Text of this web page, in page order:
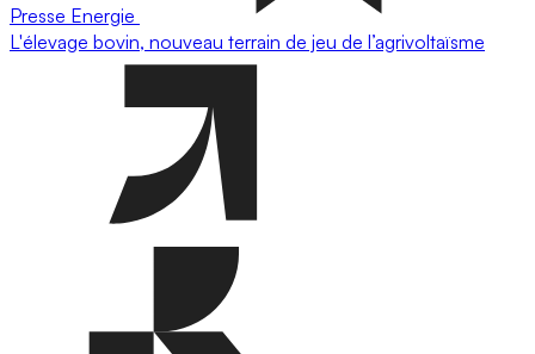
Presse Energie
L'élevage bovin, nouveau terrain de jeu de l’agrivoltaïsme